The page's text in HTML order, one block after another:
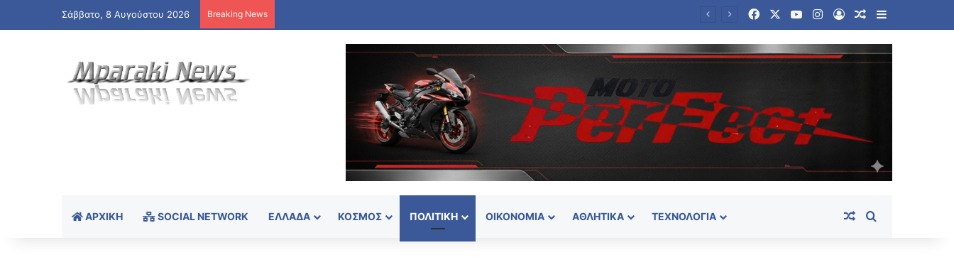
Σάββατο, 8 Αυγούστου 2026 Breaking News FacebookYouTubeInstagram
Log InRandom Article
Sidebar
ΑΡΧΙΚΉ SOCIAL NETWORK ΕΛΛΆΔΑ ΚΌΣΜΟΣ ΠΟΛΙΤΙΚΉ ΟΙΚΟΝΟΜΊΑ ΑΘΛΗΤΙΚΆ ΤΕΧΝΟΛΟΓΊΑ Random Article